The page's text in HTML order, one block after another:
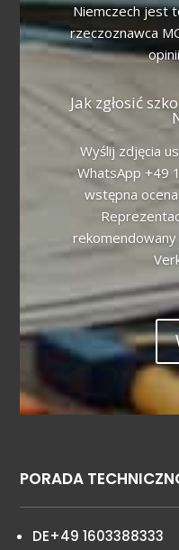
Niemczech jest
rzeczoznawca
Jak zgłosić
Wyślij zdjęcia
WhatsApp +49
wstępna
PORADA
DE+49 1603388333